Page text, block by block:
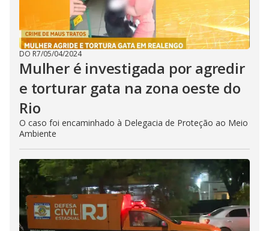
DO R7/05/04/2024
Mulher é investigada por agredir
e torturar gata na zona oeste do
Rio
O caso foi encaminhado à Delegacia de Proteção ao Meio
Ambiente